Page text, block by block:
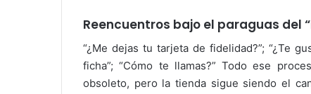
Reencuentros bajo el paraguas del
“¿Me dejas tu tarjeta de fidelidad?”; “¿Te
ficha”; “Cómo te llamas?” Todo ese
obsoleto, pero la tienda sigue siendo el